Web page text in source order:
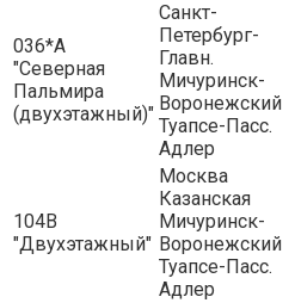
036*А
"Северная
Пальмира
(двухэтажный)"
Санкт-
Петербург-
Главн.
Мичуринск-
Воронежский
Туапсе-Пасс.
Адлер
104В
"Двухэтажный"
Москва
Казанская
Мичуринск-
Воронежский
Туапсе-Пасс.
Адлер